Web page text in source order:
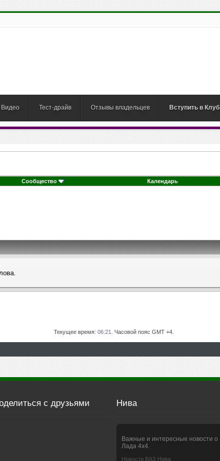
Видео Тест-драйв Отзывы владельцев Вступить в Клуб
Сообщество Календарь
Текущее время: 06:21 . Часовой пояс GMT +4.
с друзьями Нива
Важные и интересные новости о
Лада 4х4.
Новости ВАЗ Нива